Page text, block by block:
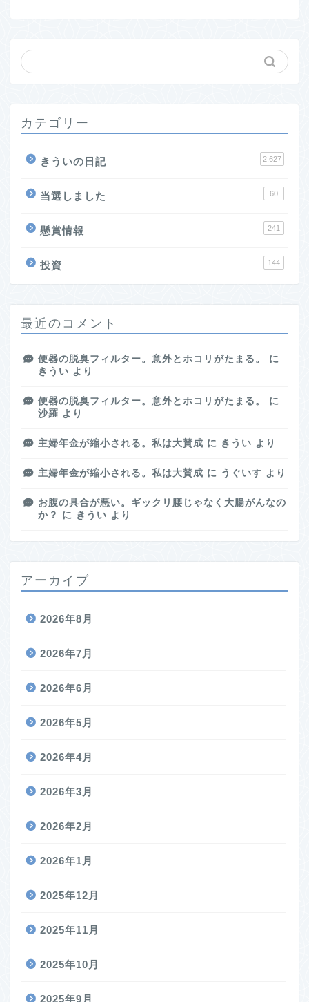
カテゴリー
きういの日記 2,627
当選しました 60
懸賞情報 241
投資 144
最近のコメント
便器の脱臭フィルター。意外とホコリがたまる。
に
きうい より
便器の脱臭フィルター。意外とホコリがたまる。
に
沙羅 より
主婦年金が縮小される。私は大賛成 に きうい より
主婦年金が縮小される。私は大賛成 に うぐいす より
お腹の具合が悪い。ギックリ腰じゃなく大腸がんなの
か？
に きうい より
アーカイブ
2026年8月
2026年7月
2026年6月
2026年5月
2026年4月
2026年3月
2026年2月
2026年1月
2025年12月
2025年11月
2025年10月
2025年9月